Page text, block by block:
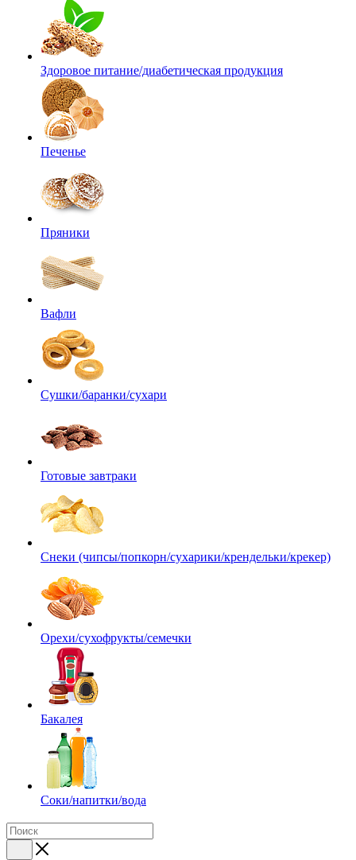
Здоровое питание/диабетическая продукция
Печенье
Пряники
Вафли
Сушки/баранки/сухари
Готовые завтраки
Снеки (чипсы/попкорн/сухарики/крендельки/крекер)
Орехи/сухофрукты/семечки
Бакалея
Соки/напитки/вода